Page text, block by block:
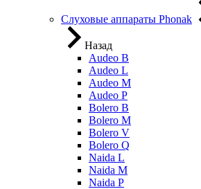
Слуховые аппараты Phonak
Назад
Audeo B
Audeo L
Audeo М
Audeo P
Bolero B
Bolero M
Bolero V
Bolero Q
Naida L
Naida M
Naida P